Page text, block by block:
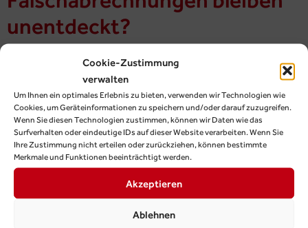
Cookie-Zustimmung
verwalten
Um Ihnen ein optimales Erlebnis zu bieten, verwenden wir Technologien wie
Cookies, um Geräteinformationen zu speichern und/oder darauf zuzugreifen.
Wenn Sie diesen Technologien zustimmen, können wir Daten wie das
Surfverhalten oder eindeutige IDs auf dieser Website verarbeiten. Wenn Sie
Ihre Zustimmung nicht erteilen oder zurückziehen, können bestimmte
Merkmale und Funktionen beeinträchtigt werden.
Akzeptieren
Ablehnen
unentdeckt?